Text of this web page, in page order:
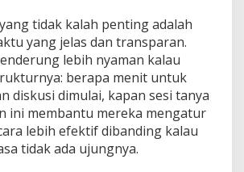
tidak kalah penting adalah
yang jelas dan transparan.
lebih nyaman kalau
berapa menit untuk
diskusi dimulai, kapan sesi tanya
ini membantu mereka mengatur
lebih efektif dibanding kalau
tidak ada ujungnya.